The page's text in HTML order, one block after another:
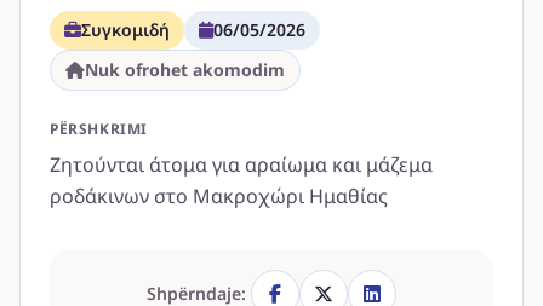
Συγκομιδή
06/05/2026
Nuk ofrohet akomodim
PËRSHKRIMI
Ζητούνται άτομα για αραίωμα και μάζεμα
ροδάκινων στο Μακροχώρι Ημαθίας
Shpërndaje: